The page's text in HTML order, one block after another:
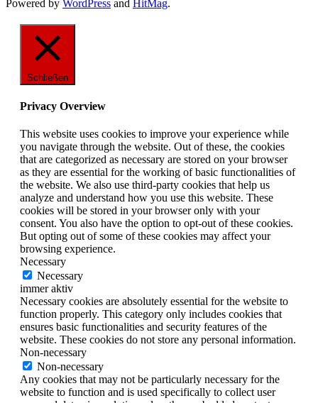
Powered by WordPress and HitMag.
Schließen
Privacy Overview
This website uses cookies to improve your experience while
you navigate through the website. Out of these, the cookies
that are categorized as necessary are stored on your browser
as they are essential for the working of basic functionalities of
the website. We also use third-party cookies that help us
analyze and understand how you use this website. These
cookies will be stored in your browser only with your
consent. You also have the option to opt-out of these cookies.
But opting out of some of these cookies may affect your
browsing experience.
Necessary
Necessary
immer aktiv
Necessary cookies are absolutely essential for the website to
function properly. This category only includes cookies that
ensures basic functionalities and security features of the
website. These cookies do not store any personal information.
Non-necessary
Non-necessary
Any cookies that may not be particularly necessary for the
website to function and is used specifically to collect user